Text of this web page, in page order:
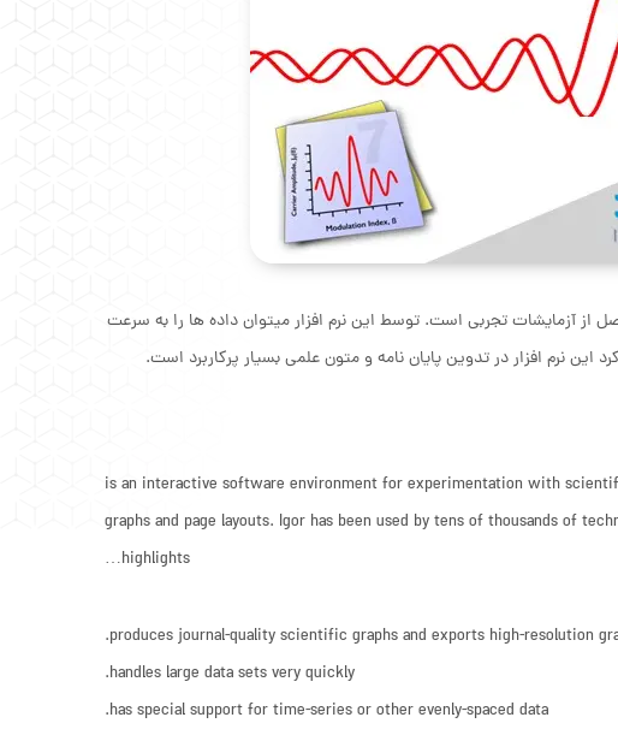
از آزمایشات تجربی است. توسط این نرم افزار میتوان داده ها را به سرعت
این نرم افزار در تدوین پایان نامه و متون علمی بسیار پرکاربرد است.
is an interactive software environment for experimentation with
graphs and page layouts. Igor has been used by tens of thousands of
highlights…
produces journal-quality scientific graphs and exports high-resolution
handles large data sets very quickly.
has special support for time-series or other evenly-spaced data.